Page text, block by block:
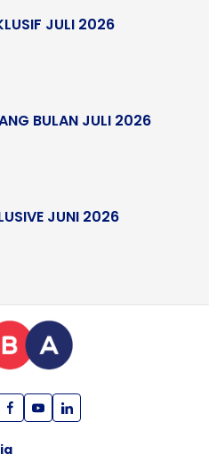
JULI 2026
BULAN JULI 2026
JUNI 2026